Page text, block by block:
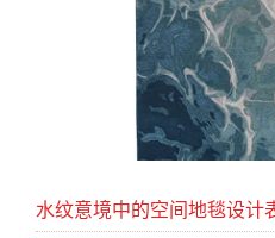
水纹意境中的空间地毯设计